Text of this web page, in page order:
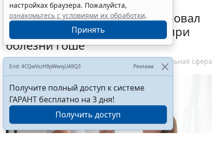
Минздрав России актуализировал
стандарт медпомощи детям при
болезни Гоше
Социальная сфера
настройках браузера. Пожалуйста,
ознакомьтесь с условиями их обработки.
Принять
Erid: 4CQwVszH9pWwojUA9Q3 Реклама
Получите полный доступ к системе
ГАРАНТ бесплатно на 3 дня!
Получить доступ